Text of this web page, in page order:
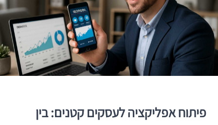
פיתוח אפליקציה לעסקים קטנים: בין